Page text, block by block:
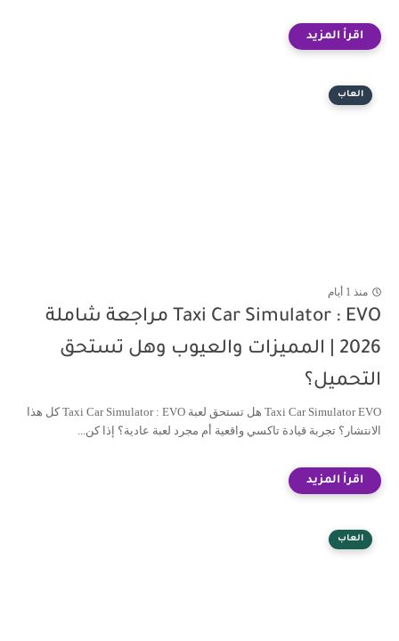
العاب
منذ 1 أيام
Taxi Car Simulator : EVO مراجعة شاملة
2026 | المميزات والعيوب وهل تستحق
التحميل؟
Taxi Car Simulator EVO هل تستحق لعبة Taxi Car Simulator : EVO كل هذا
الانتشار؟ تجربة قيادة تاكسي واقعية أم مجرد لعبة عادية؟ إذا كن...
العاب